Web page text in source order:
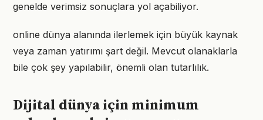
genelde verimsiz sonuçlara yol açabiliyor.
online dünya alanında ilerlemek için büyük kaynak
veya zaman yatırımı şart değil. Mevcut olanaklarla
bile çok şey yapılabilir, önemli olan tutarlılık.
Dijital dünya için minimum